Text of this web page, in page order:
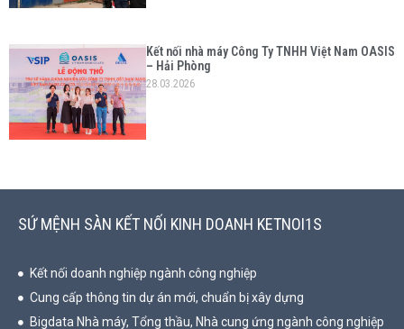
Kết nối nhà máy Công Ty TNHH Việt Nam OASIS
– Hải Phòng
28.03.2026
SỨ MỆNH SÀN KẾT NỐI KINH DOANH KETNOI1S
Kết nối doanh nghiệp ngành công nghiệp
Cung cấp thông tin dự án mới, chuẩn bị xây dựng
Bigdata Nhà máy, Tổng thầu, Nhà cung ứng ngành công nghiệp